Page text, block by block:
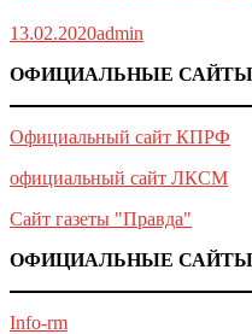
13.02.2020admin
ОФИЦИАЛЬНЫЕ
Официальный сайт КПРФ
официальный сайт ЛКСМ
Сайт газеты "Правда"
ОФИЦИАЛЬНЫЕ
Info-rm